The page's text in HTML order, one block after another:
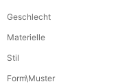
Geschlecht
Materielle
Stil
Form\Muster